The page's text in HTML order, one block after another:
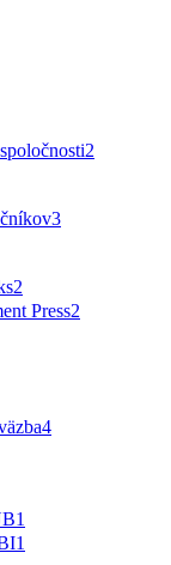
2
3
2
Press2
4
1
1